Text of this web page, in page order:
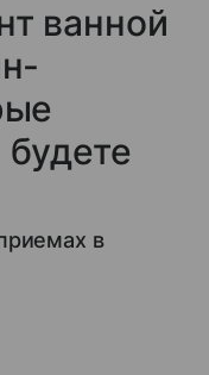
ванной
в